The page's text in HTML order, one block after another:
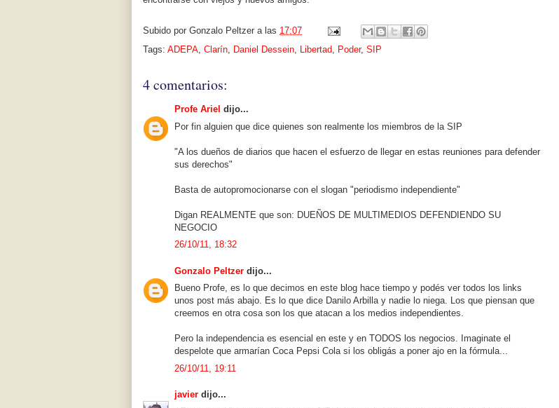
Subido por Gonzalo Peltzer a las 17:07
Tags: ADEPA, Clarín, Daniel Dessein, Libertad, Poder, SIP
4 comentarios:
Profe Ariel dijo...
Por fin alguien que dice quienes son realmente los miembros de la SIP
"A los dueños de diarios que hacen el esfuerzo de llegar en estas reuniones para defender
sus derechos"
Basta de autopromocionarse con el slogan "periodismo independiente"
Digan REALMENTE que son: DUEÑOS DE MULTIMEDIOS DEFENDIENDO SU
NEGOCIO
26/10/11, 18:32
Gonzalo Peltzer dijo...
Bueno Profe, es lo que decimos en este blog hace tiempo y podés ver todos los links
unos post más abajo. Es lo que dice Danilo Arbilla y nadie lo niega. Los que piensan que
creemos en otra cosa son los que atacan a los medios independientes.
Pero la independencia es esencial en este y en TODOS los negocios. Imaginate el
despelote que armarían Coca Pepsi Cola si los obligás a poner ajo en la fórmula...
26/10/11, 19:11
javier dijo...